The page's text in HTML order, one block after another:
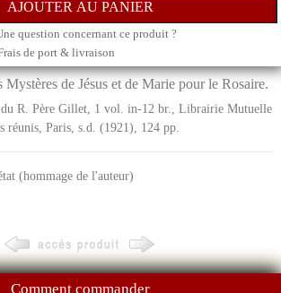
question concernant ce produit ?
de port & livraison
Mystères de Jésus et de Marie pour le Rosaire.
du R. Père Gillet, 1 vol. in-12 br., Librairie Mutuelle
réunis, Paris, s.d. (1921), 124 pp.
(hommage de l'auteur)
Comment commander